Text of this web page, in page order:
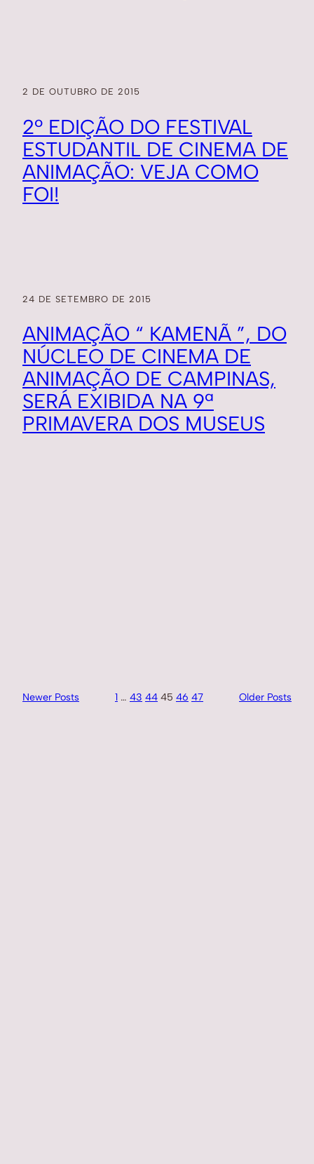
2 DE OUTUBRO DE 2015
2º EDIÇÃO DO FESTIVAL
ESTUDANTIL DE CINEMA DE
ANIMAÇÃO: VEJA COMO
FOI!
24 DE SETEMBRO DE 2015
ANIMAÇÃO “ KAMENÃ ”, DO
NÚCLEO DE CINEMA DE
ANIMAÇÃO DE CAMPINAS,
SERÁ EXIBIDA NA 9ª
PRIMAVERA DOS MUSEUS
Newer Posts 1 … 43 44 45 46 47 Older Posts